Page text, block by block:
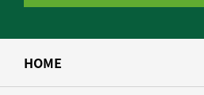
HOME